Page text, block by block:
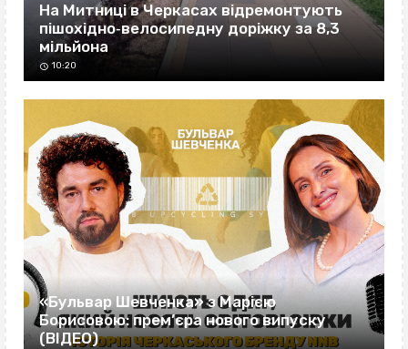
На Митниці в Черкасах відремонтують
пішохідно‐велосипедну доріжку за 8,3
мільйона
10:20
«Бульвар Шевченка» з Марією
Борисовою: прем’єра нового випуску
(ВІДЕО)